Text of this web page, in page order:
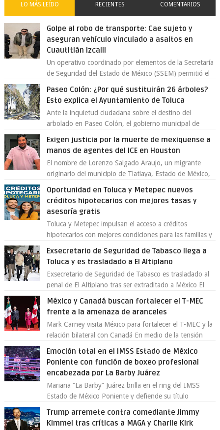
LO MÁS LEÍDO RECIENTES COMENTARIOS
Golpe al robo de transporte: Cae sujeto y
aseguran vehículo vinculado a asaltos en
Cuautitlán Izcalli
Un operativo coordinado por elementos de la Secretaría
de Seguridad del Estado de México (SSEM) permitió el
Paseo Colón: ¿Por qué sustituirán 26 árboles?
Esto explica el Ayuntamiento de Toluca
Ante la inquietud ciudadana sobre el destino del
arbolado en Paseo Colón, el gobierno municipal de
Exigen justicia por la muerte de mexiquense a
manos de agentes del ICE en Houston
El nombre de Lorenzo Salgado Araujo, un migrante
originario del municipio de Tlatlaya, Estado de México,
Oportunidad en Toluca y Metepec nuevos
créditos hipotecarios con mejores tasas y
asesoría gratis
Toluca y Metepec impulsan el acceso a créditos
hipotecarios con mejores condiciones para las familias y
Exsecretario de Seguridad de Tabasco llega a
Toluca y es trasladado a El Altiplano
Exsecretario de Seguridad de Tabasco es trasladado al
penal de El Altiplano tras ser extraditado a México El
México y Canadá buscan fortalecer el T-MEC
frente a la amenaza de aranceles
Mark Carney visita México para fortalecer el T-MEC y la
relación bilateral con Canadá En medio de la tensión
Emoción total en el IMSS Estado de México
Poniente con función de boxeo profesional
encabezada por La Barby Juárez
Mariana “La Barby” Juárez brilla en el ring del IMSS
Estado de México Poniente y defiende su título
Trump arremete contra comediante Jimmy
Kimmel tras críticas a MAGA y Charlie Kirk